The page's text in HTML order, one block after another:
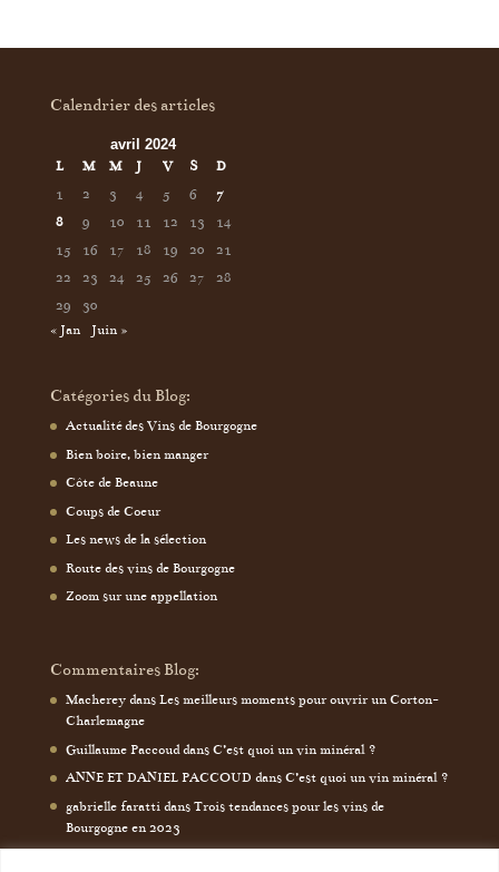
Calendrier des articles
avril 2024
L M M J V S
D
1
2 3 4 5 6
7
8
9 10 11 12 13
14
15
16 17 18 19 20
21
22
23 24 25 26 27
28
29
30
« Jan
Juin »
Catégories du Blog:
Actualité des Vins de Bourgogne
Bien boire, bien manger
Côte de Beaune
Coups de Coeur
Les news de la sélection
Route des vins de Bourgogne
Zoom sur une appellation
Commentaires Blog:
Machereydans Les meilleurs moments pour ouvrir un Corton-
Charlemagne
Guillaume Paccouddans C’est quoi un vin minéral ?
ANNE ET DANIEL PACCOUD dans C’est quoi un vin minéral ?
gabrielle faratti dans Trois tendances pour les vins de
Bourgogne en 2023